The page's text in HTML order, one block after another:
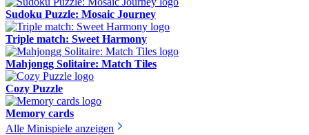
Sudoku Puzzle: Mosaic Journey
Triple match: Sweet Harmony
Mahjongg Solitaire: Match Tiles
Cozy Puzzle
Memory cards
Alle Minispiele anzeigen